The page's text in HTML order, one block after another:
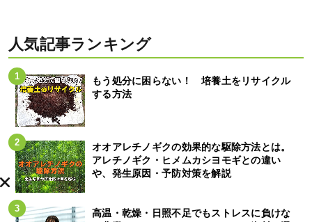
人気記事ランキング
もう処分に困らない！ 培養土をリサイクル
する方法
オオアレチノギクの効果的な駆除方法とは。
アレチノギク・ヒメムカシヨモギとの違い
や、発生原因・予防対策を解説
高温・乾燥・日照不足でもストレスに負けな